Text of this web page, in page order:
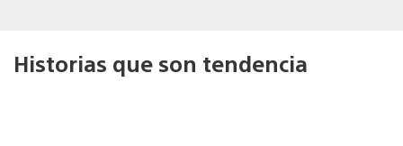
Historias que son tendencia